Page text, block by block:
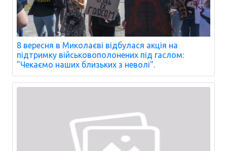
8 вересня в Миколаєві відбулася акція на
підтримку військовополонених під гаслом:
"Чекаємо наших близьких з неволі".